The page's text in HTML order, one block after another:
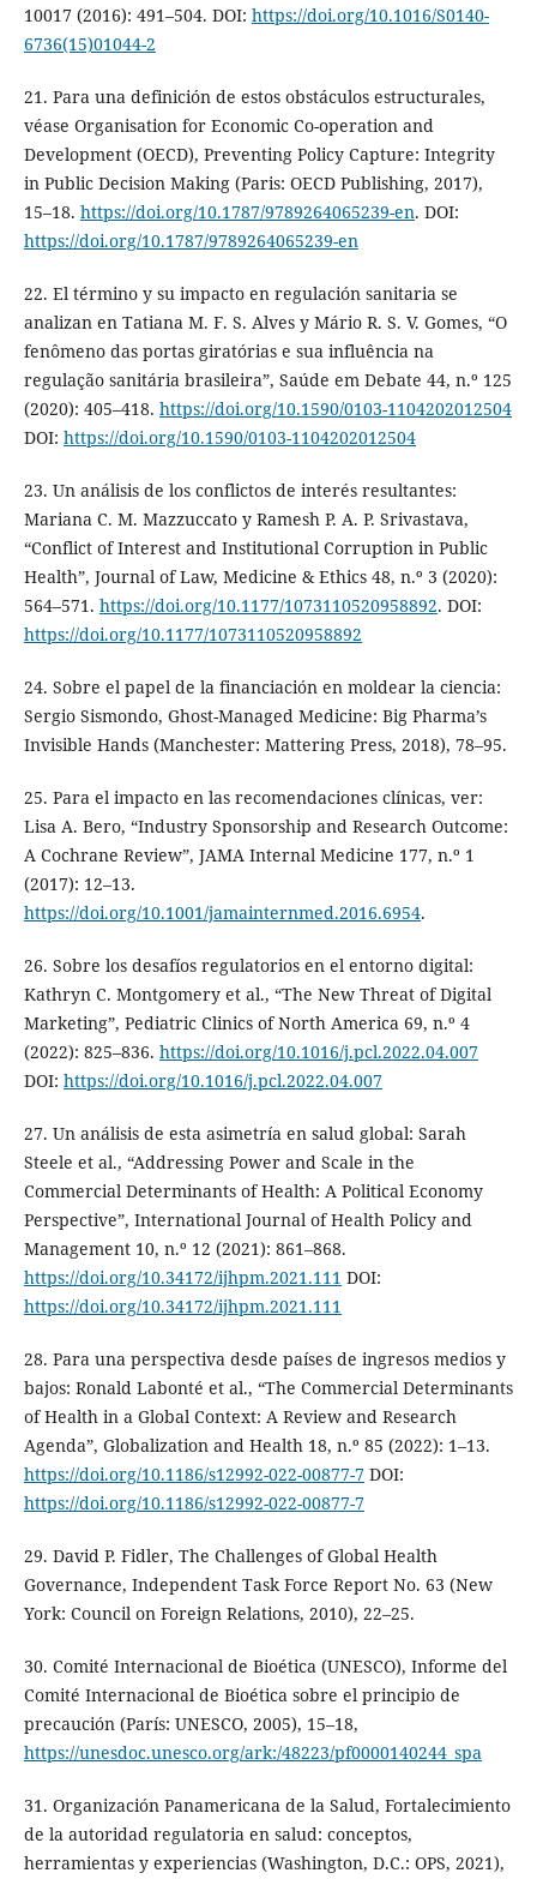
10017 (2016): 491–504. DOI: https://doi.org/10.1016/S0140-
6736(15)01044-2
21. Para una definición de estos obstáculos estructurales,
véase Organisation for Economic Co-operation and
Development (OECD), Preventing Policy Capture: Integrity
in Public Decision Making (Paris: OECD Publishing, 2017),
15–18. https://doi.org/10.1787/9789264065239-en. DOI:
https://doi.org/10.1787/9789264065239-en
22. El término y su impacto en regulación sanitaria se
analizan en Tatiana M. F. S. Alves y Mário R. S. V. Gomes, “O
fenômeno das portas giratórias e sua influência na
regulação sanitária brasileira”, Saúde em Debate 44, n.º 125
(2020): 405–418. https://doi.org/10.1590/0103-1104202012504
DOI: https://doi.org/10.1590/0103-1104202012504
23. Un análisis de los conflictos de interés resultantes:
Mariana C. M. Mazzuccato y Ramesh P. A. P. Srivastava,
“Conflict of Interest and Institutional Corruption in Public
Health”, Journal of Law, Medicine & Ethics 48, n.º 3 (2020):
564–571. https://doi.org/10.1177/1073110520958892. DOI:
https://doi.org/10.1177/1073110520958892
24. Sobre el papel de la financiación en moldear la ciencia:
Sergio Sismondo, Ghost-Managed Medicine: Big Pharma’s
Invisible Hands (Manchester: Mattering Press, 2018), 78–95.
25. Para el impacto en las recomendaciones clínicas, ver:
Lisa A. Bero, “Industry Sponsorship and Research Outcome:
A Cochrane Review”, JAMA Internal Medicine 177, n.º 1
(2017): 12–13.
https://doi.org/10.1001/jamainternmed.2016.6954.
26. Sobre los desafíos regulatorios en el entorno digital:
Kathryn C. Montgomery et al., “The New Threat of Digital
Marketing”, Pediatric Clinics of North America 69, n.º 4
(2022): 825–836. https://doi.org/10.1016/j.pcl.2022.04.007
DOI: https://doi.org/10.1016/j.pcl.2022.04.007
27. Un análisis de esta asimetría en salud global: Sarah
Steele et al., “Addressing Power and Scale in the
Commercial Determinants of Health: A Political Economy
Perspective”, International Journal of Health Policy and
Management 10, n.º 12 (2021): 861–868.
https://doi.org/10.34172/ijhpm.2021.111 DOI:
https://doi.org/10.34172/ijhpm.2021.111
28. Para una perspectiva desde países de ingresos medios y
bajos: Ronald Labonté et al., “The Commercial Determinants
of Health in a Global Context: A Review and Research
Agenda”, Globalization and Health 18, n.º 85 (2022): 1–13.
https://doi.org/10.1186/s12992-022-00877-7DOI:
https://doi.org/10.1186/s12992-022-00877-7
29. David P. Fidler, The Challenges of Global Health
Governance, Independent Task Force Report No. 63 (New
York: Council on Foreign Relations, 2010), 22–25.
30. Comité Internacional de Bioética (UNESCO), Informe del
Comité Internacional de Bioética sobre el principio de
precaución (París: UNESCO, 2005), 15–18,
https://unesdoc.unesco.org/ark:/48223/pf0000140244_spa
31. Organización Panamericana de la Salud, Fortalecimiento
de la autoridad regulatoria en salud: conceptos,
herramientas y experiencias (Washington, D.C.: OPS, 2021),